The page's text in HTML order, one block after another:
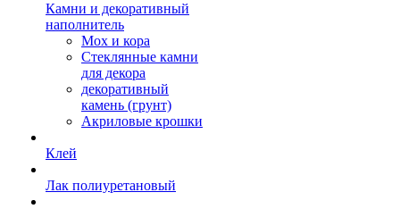
Камни и декоративный
наполнитель
Мох и кора
Стеклянные камни
для декора
декоративный
камень (грунт)
Акриловые крошки
Клей
Лак полиуретановый